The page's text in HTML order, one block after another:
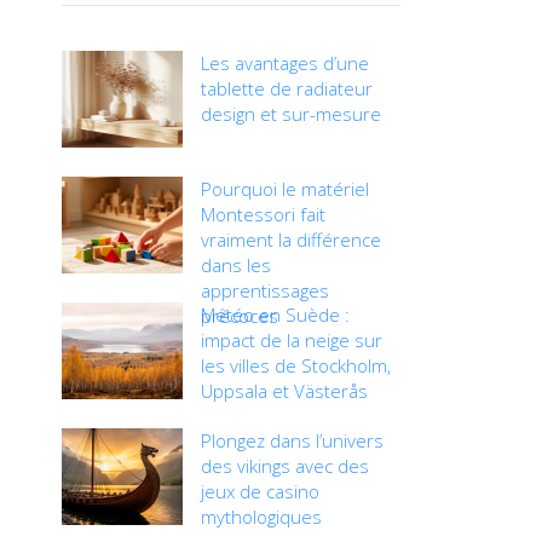
Les avantages d’une
tablette de radiateur
design et sur-mesure
Pourquoi le matériel
Montessori fait
vraiment la différence
dans les
apprentissages
précoces
Météo en Suède :
impact de la neige sur
les villes de Stockholm,
Uppsala et Västerås
Plongez dans l’univers
des vikings avec des
jeux de casino
mythologiques